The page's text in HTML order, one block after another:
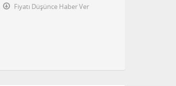
Fiyatı Düşünce Haber Ver